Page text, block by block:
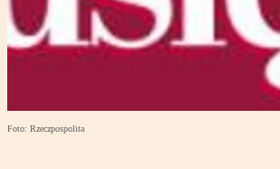
Foto: Rzeczpospolita